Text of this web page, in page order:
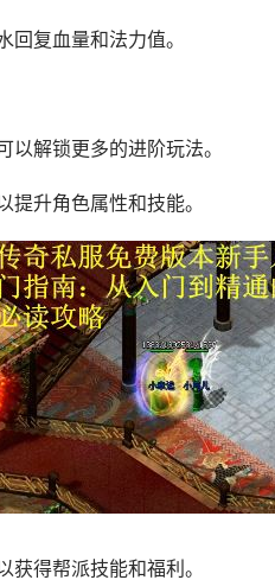
回复血量和法力值。
以解锁更多的进阶玩法。
提升角色属性和技能。
获得帮派技能和福利。